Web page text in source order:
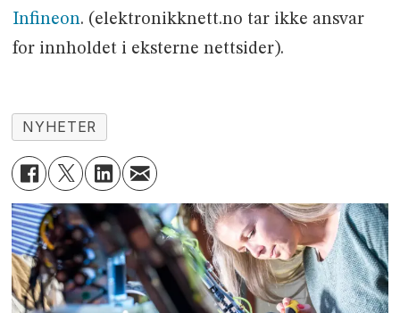
Infineon. (elektronikknett.no tar ikke ansvar
for innholdet i eksterne nettsider).
NYHETER